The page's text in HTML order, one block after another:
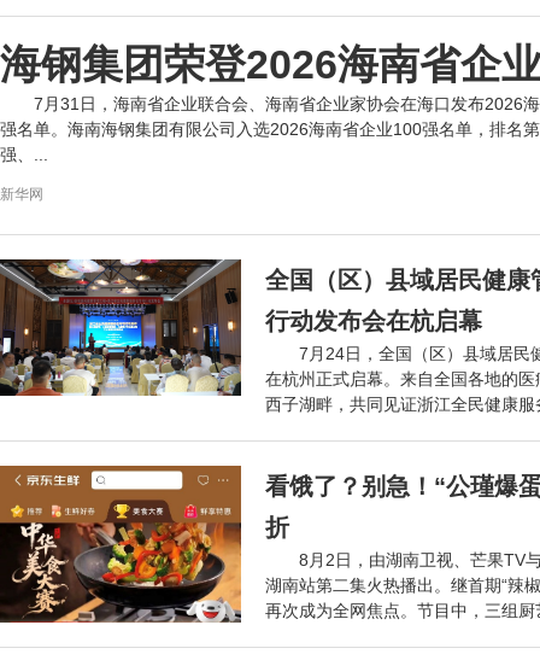
海钢集团荣登2026海南省企
7月31日，海南省企业联合会、海南省企业家协会在海口发布2026
强名单。海南海钢集团有限公司入选2026海南省企业100强名单，排名
强、...
新华网
全国（区）县域居民健康
行动发布会在杭启幕
7月24日，全国（区）县域居民
在杭州正式启幕。来自全国各地的
西子湖畔，共同见证浙江全民健康
网络
看饿了？别急！“公瑾爆
折
8月2日，由湖南卫视、芒果TV
湖南站第二集火热播出。继首期“辣
再次成为全网焦点。节目中，三组
网络